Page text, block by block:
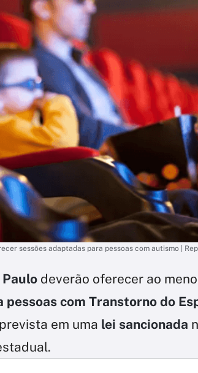
sessões adaptadas para pessoas com autismo |
deverão oferecer ao
pessoas com Transtorno do
em uma lei sancionada